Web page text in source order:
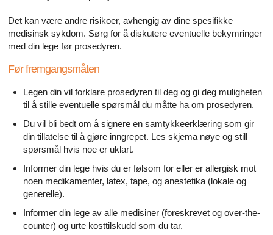
Det kan være andre risikoer, avhengig av dine spesifikke
medisinsk sykdom. Sørg for å diskutere eventuelle bekymringer
med din lege før prosedyren.
Før fremgangsmåten
Legen din vil forklare prosedyren til deg og gi deg muligheten
til å stille eventuelle spørsmål du måtte ha om prosedyren.
Du vil bli bedt om å signere en samtykkeerklæring som gir
din tillatelse til å gjøre inngrepet. Les skjema nøye og still
spørsmål hvis noe er uklart.
Informer din lege hvis du er følsom for eller er allergisk mot
noen medikamenter, latex, tape, og anestetika (lokale og
generelle).
Informer din lege av alle medisiner (foreskrevet og over-the-
counter) og urte kosttilskudd som du tar.